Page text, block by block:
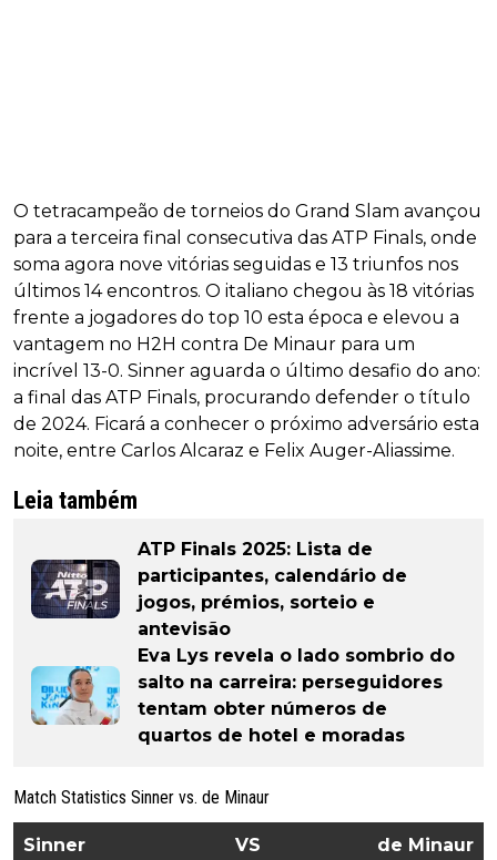
O tetracampeão de torneios do Grand Slam avançou
para a terceira final consecutiva das ATP Finals, onde
soma agora nove vitórias seguidas e 13 triunfos nos
últimos 14 encontros. O italiano chegou às 18 vitórias
frente a jogadores do top 10 esta época e elevou a
vantagem no H2H contra De Minaur para um
incrível 13-0. Sinner aguarda o último desafio do ano:
a final das ATP Finals, procurando defender o título
de 2024. Ficará a conhecer o próximo adversário esta
noite, entre Carlos Alcaraz e Felix Auger-Aliassime.
Leia também
ATP Finals 2025: Lista de
participantes, calendário de
jogos, prémios, sorteio e
antevisão
Eva Lys revela o lado sombrio do
salto na carreira: perseguidores
tentam obter números de
quartos de hotel e moradas
Match Statistics Sinner vs. de Minaur
Sinner VS de Minaur